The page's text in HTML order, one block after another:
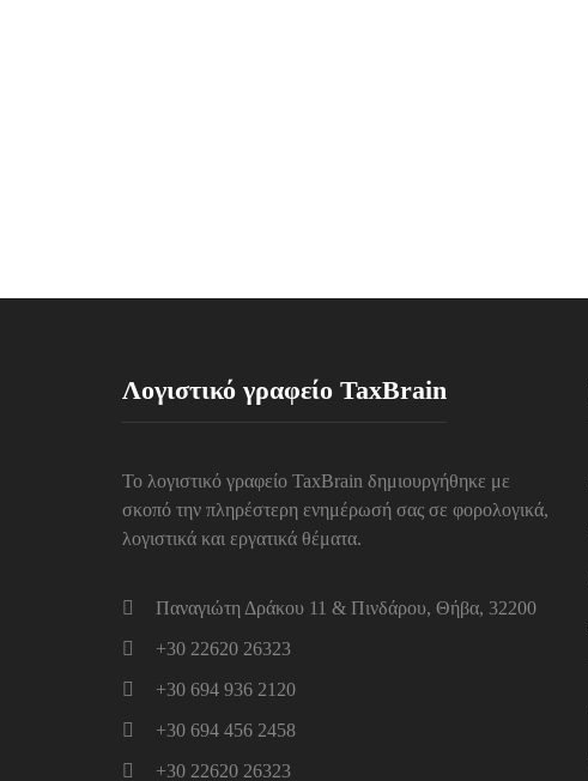
Λογιστικό γραφείο TaxBrain
Το λογιστικό γραφείο TaxBrain δημιουργήθηκε με
σκοπό την πληρέστερη ενημέρωσή σας σε φορολογικά,
λογιστικά και εργατικά θέματα.
Παναγιώτη Δράκου 11 & Πινδάρου, Θήβα, 32200
+30 22620 26323
+30 694 936 2120
+30 694 456 2458
+30 22620 26323